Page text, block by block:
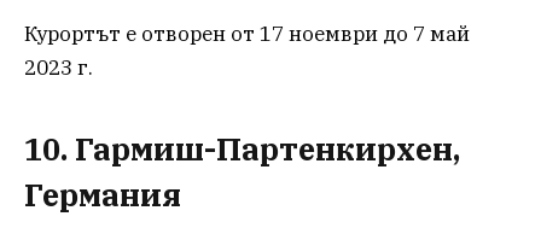
Курортът е отворен от 17 ноември до 7 май
2023 г.
10. Гармиш-Партенкирхен,
Германия